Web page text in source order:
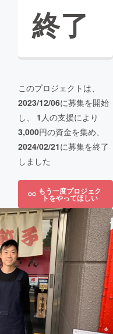
終了
このプロジェクトは、
2023/12/06に募集を開始
し、 1 人の支援により
3,000円の資金を集め、
2024/02/21に募集を終了
しました
もう一度プロジェク
トをやってほしい